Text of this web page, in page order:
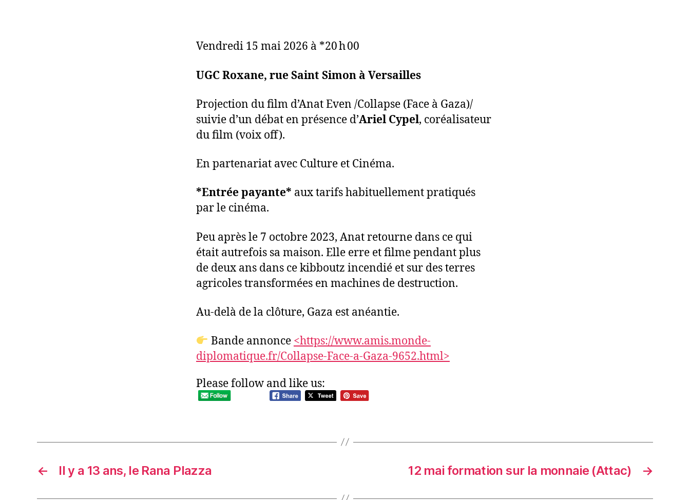
Vendredi 15 mai 2026 à *20 h 00
UGC Roxane, rue Saint Simon à Versailles
Projection du film d’Anat Even /Collapse (Face à Gaza)/
suivie d’un débat en présence d’Ariel Cypel, coréalisateur
du film (voix off).
En partenariat avec Culture et Cinéma.
*Entrée payante* aux tarifs habituellement pratiqués
par le cinéma.
Peu après le 7 octobre 2023, Anat retourne dans ce qui
était autrefois sa maison. Elle erre et filme pendant plus
de deux ans dans ce kibboutz incendié et sur des terres
agricoles transformées en machines de destruction.
Au-delà de la clôture, Gaza est anéantie.
Bande annonce <https://www.amis.monde-
diplomatique.fr/Collapse-Face-a-Gaza-9652.html>
Please follow and like us:
← Il y a 13 ans, le Rana Plazza →
12 mai formation sur la monnaie (Attac)